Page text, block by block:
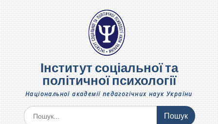
Інститут соціальної та
політичної психології
Національної академії педагогічних наук України
Шукати: